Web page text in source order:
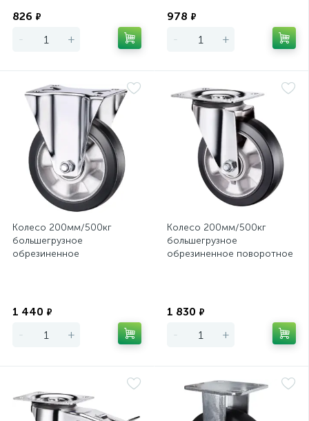
826 ₽
- +
978 ₽
- +
Колесо 200мм/500кг
большегрузное
обрезиненное
1 440 ₽
- +
Колесо 200мм/500кг
большегрузное
обрезиненное поворотное
1 830 ₽
- +